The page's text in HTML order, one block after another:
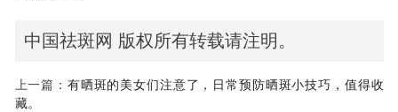
中国祛斑网 版权所有转载请注明。
上一篇： 有晒斑的美女们注意了，日常预防晒斑小技巧，值得收
藏。